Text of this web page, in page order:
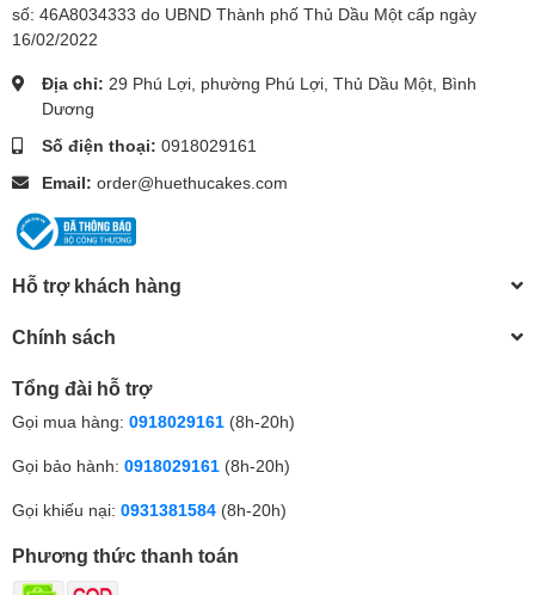
số: 46A8034333 do UBND Thành phố Thủ Dầu Một cấp ngày
16/02/2022
Địa chỉ: 29 Phú Lợi, phường Phú Lợi, Thủ Dầu Một, Bình
Dương
Số điện thoại: 0918029161
Email: order@huethucakes.com
Hỗ trợ khách hàng
Chính sách
Tổng đài hỗ trợ
Gọi mua hàng: 0918029161 (8h-20h)
Gọi bảo hành: 0918029161 (8h-20h)
Gọi khiếu nại: 0931381584 (8h-20h)
Phương thức thanh toán